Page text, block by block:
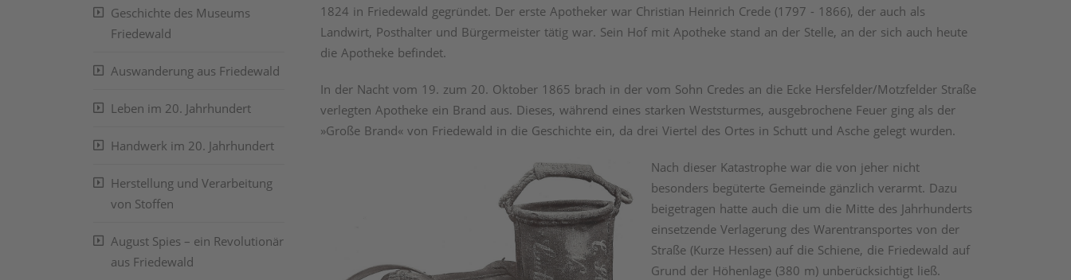
Geschichte des Museums
Friedewald
Auswanderung aus Friedewald
Leben im 20. Jahrhundert
Handwerk im 20. Jahrhundert
Herstellung und Verarbeitung
von Stoffen
August Spies – ein Revolutionär
aus Friedewald
1824 in Friedewald gegründet. Der erste Apotheker war Christian Heinrich Crede (1797 - 1866), der auch als
Landwirt, Posthalter und Bürgermeister tätig war. Sein Hof mit Apotheke stand an der Stelle, an der sich auch heute
die Apotheke befindet.
In der Nacht vom 19. zum 20. Oktober 1865 brach in der vom Sohn Credes an die Ecke Hersfelder/Motzfelder Straße
verlegten Apotheke ein Brand aus. Dieses, während eines starken Weststurmes, ausgebrochene Feuer ging als der
»Große Brand« von Friedewald in die Geschichte ein, da drei Viertel des Ortes in Schutt und Asche gelegt wurden.
Nach dieser Katastrophe war die von jeher nicht
besonders begüterte Gemeinde gänzlich verarmt. Dazu
beigetragen hatte auch die um die Mitte des Jahrhunderts
einsetzende Verlagerung des Warentransportes von der
Straße (Kurze Hessen) auf die Schiene, die Friedewald auf
Grund der Höhenlage (380 m) unberücksichtigt ließ.